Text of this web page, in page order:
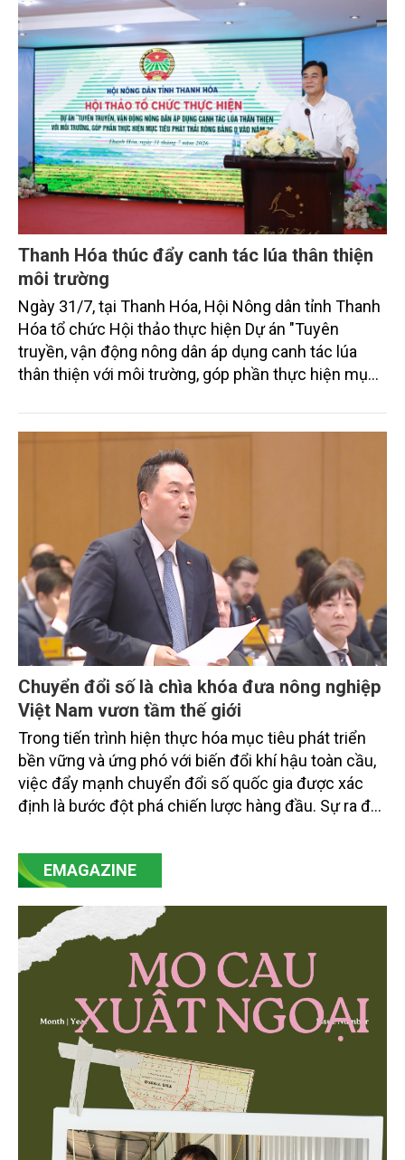
bằng 0 (Net-Zero) vào năm 2050.
Thanh Hóa thúc đẩy canh tác lúa thân thiện
môi trường
Ngày 31/7, tại Thanh Hóa, Hội Nông dân tỉnh Thanh
Hóa tổ chức Hội thảo thực hiện Dự án "Tuyên
truyền, vận động nông dân áp dụng canh tác lúa
thân thiện với môi trường, góp phần thực hiện mục
trình thu hút sự tham gia của đông đảo đại biểu đến
từ các cơ quan quản lý nhà nước, đơn vị nghiên cứu,
doanh nghiệp, hợp tác xã và nông dân đang trực
tiếp triển khai mô hình sản xuất lúa phát thải thấp.
Chuyển đổi số là chìa khóa đưa nông nghiệp
Việt Nam vươn tầm thế giới
Trong tiến trình hiện thực hóa mục tiêu phát triển
bền vững và ứng phó với biến đổi khí hậu toàn cầu,
việc đẩy mạnh chuyển đổi số quốc gia được xác
định là bước đột phá chiến lược hàng đầu. Sự ra đời
mạnh mẽ, thúc đẩy quá trình cải cách toàn diện,
minh bạch hóa chuỗi cung ứng và nâng cao hiệu
then chốt là nông nghiệp và môi trường.
EMAGAZINE